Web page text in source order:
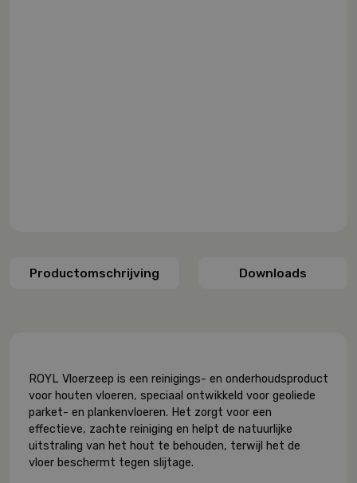
Productomschrijving Downloads
ROYL Vloerzeep is een reinigings- en onderhoudsproduct
voor houten vloeren, speciaal ontwikkeld voor geoliede
parket- en plankenvloeren. Het zorgt voor een
effectieve, zachte reiniging en helpt de natuurlijke
uitstraling van het hout te behouden, terwijl het de
vloer beschermt tegen slijtage.